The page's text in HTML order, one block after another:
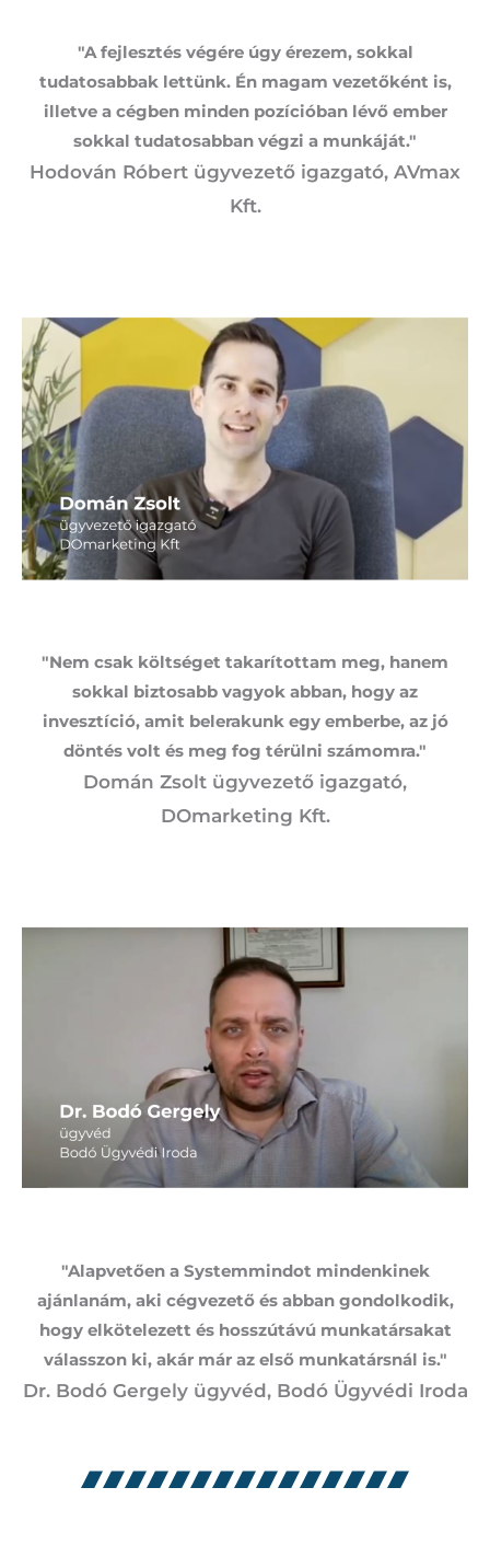
"A fejlesztés végére úgy érezem, sokkal
tudatosabbak lettünk. Én magam vezetőként is,
illetve a cégben minden pozícióban lévő ember
sokkal tudatosabban végzi a munkáját."
Hodován Róbert ügyvezető igazgató, AVmax
Kft.
"Nem csak költséget takarítottam meg, hanem
sokkal biztosabb vagyok abban, hogy az
invesztíció, amit belerakunk egy emberbe, az jó
döntés volt és meg fog térülni számomra."
Domán Zsolt ügyvezető igazgató,
DOmarketing Kft.
"Alapvetően a Systemmindot mindenkinek
ajánlanám, aki cégvezető és abban gondolkodik,
hogy elkötelezett és hosszútávú munkatársakat
válasszon ki, akár már az első munkatársnál is."
Dr. Bodó Gergely ügyvéd, Bodó Ügyvédi Iroda